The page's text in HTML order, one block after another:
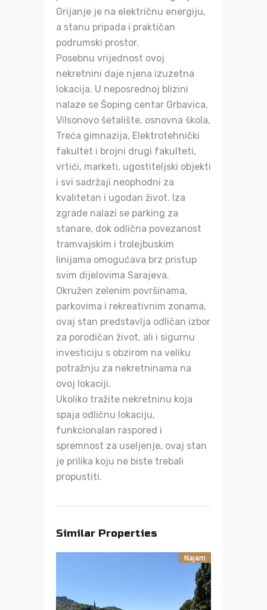
Grijanje je na električnu energiju,
a stanu pripada i praktičan
podrumski prostor.
Posebnu vrijednost ovoj
nekretnini daje njena izuzetna
lokacija. U neposrednoj blizini
nalaze se Šoping centar Grbavica,
Vilsonovo šetalište, osnovna škola,
Treća gimnazija, Elektrotehnički
fakultet i brojni drugi fakulteti,
vrtići, marketi, ugostiteljski objekti
i svi sadržaji neophodni za
kvalitetan i ugodan život. Iza
zgrade nalazi se parking za
stanare, dok odlična povezanost
tramvajskim i trolejbuskim
linijama omogućava brz pristup
svim dijelovima Sarajeva.
Okružen zelenim površinama,
parkovima i rekreativnim zonama,
ovaj stan predstavlja odličan izbor
za porodičan život, ali i sigurnu
investiciju s obzirom na veliku
potražnju za nekretninama na
ovoj lokaciji.
Ukoliko tražite nekretninu koja
spaja odličnu lokaciju,
funkcionalan raspored i
spremnost za useljenje, ovaj stan
je prilika koju ne biste trebali
propustiti.
Similar Properties
Najam